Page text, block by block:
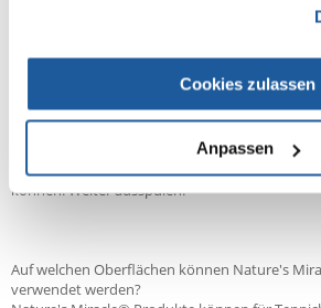
Cookies zulassen
Anpassen
Linalool, Limonene), 2-Methyl-2Hisothiazol-3-
METHYLCHLOROISOTHIAZOLINONE,
erforderlich ist, zeigen Sie den Behälter oder
der Reichweite von Kindern aufbewahren.
sorgfältig durch und befolgen Sie sie. BEI
Einige Minuten lang behutsam mit Wasser
Kontaktlinsen, wenn sie vorhanden sind und
können. Weiter ausspülen.
Auf welchen Oberflächen können Nature's
verwendet werden?